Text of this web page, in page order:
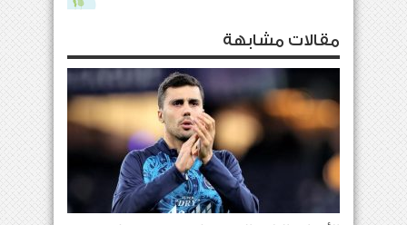
مقالات مشابهة